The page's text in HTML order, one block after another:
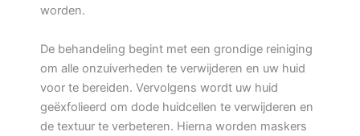
worden.
De behandeling begint met een grondige reiniging
om alle onzuiverheden te verwijderen en uw huid
voor te bereiden. Vervolgens wordt uw huid
geëxfolieerd om dode huidcellen te verwijderen en
de textuur te verbeteren. Hierna worden maskers